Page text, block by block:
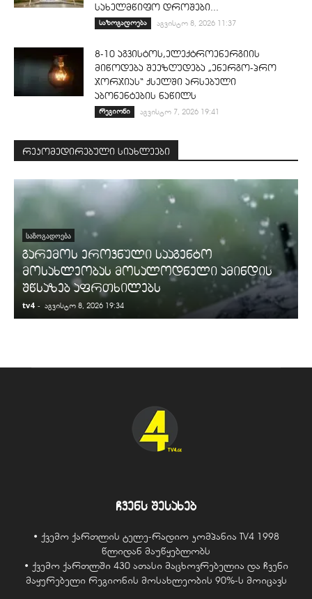
სახელმწიფო დროშები...
საზოგადოება აგვისტო 8, 2026 11:37
8-10 აგვისტოს,ელექტროენერგიის
მიწოდება შეეზღუდება „ენერგო-პრო
ჯორჯიას“ ქსელში არსებული
აბონენტების ნაწილს
რეგიონი აგვისტო 7, 2026 19:41
რეკომედირებული სიახლეები
ᲡᲐᲖᲝᲒᲐᲓᲝᲔᲑᲐ
გარემოს ეროვნული სააგენტო
მოსახლეობას მოსალოდნელი ამინდის
შწსაზებ აფრთხილებს
tv4 - აგვისტო 8, 2026 19:34
ჩვენს შესახებ
• ქვემო ქართლის ტელე-რადიო კომპანია TV4 1998
წლიდან მაუწყებლობს
• ქვემო ქართლში 430 ათასი მაცხოვრებელია და ჩვენი
მაყურებელი რეგიონის მოსახლეობის 90%-ს მოიცავს